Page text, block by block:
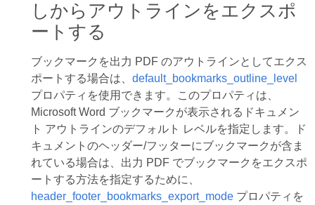
しからアウトラインをエクスポ
ートする
ブックマークを出力 PDF のアウトラインとしてエクス
ポートする場合は、 default_bookmarks_outline_level
プロパティを使用できます。このプロパティは、
Microsoft Word ブックマークが表示されるドキュメン
ト アウトラインのデフォルト レベルを指定します。ド
キュメントのヘッダー/フッターにブックマークが含ま
れている場合は、出力 PDF でブックマークをエクスポ
ートする方法を指定するために、
header_footer_bookmarks_export_modeプロパティを